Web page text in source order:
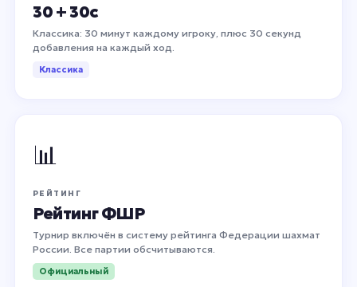
30 + 30с
Классика: 30 минут каждому игроку, плюс 30 секунд
добавления на каждый ход.
Классика
📊
РЕЙТИНГ
Рейтинг ФШР
Турнир включён в систему рейтинга Федерации шахмат
России. Все партии обсчитываются.
Официальный